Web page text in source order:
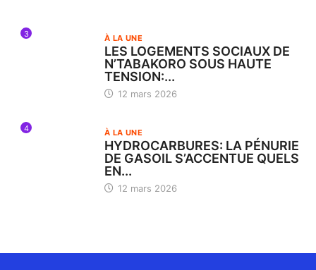
3 À LA UNE
LES LOGEMENTS SOCIAUX DE
N’TABAKORO SOUS HAUTE
TENSION:...
12 mars 2026
4 À LA UNE
HYDROCARBURES: LA PÉNURIE
DE GASOIL S’ACCENTUE QUELS
EN...
12 mars 2026